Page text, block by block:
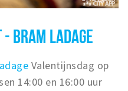
- BRAM LADAGE
Valentijnsdag op
14:00 en 16:00 uur